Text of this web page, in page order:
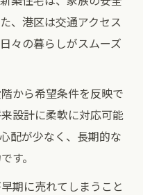
、港区は交通アクセス
々の暮らしがスムーズ
から希望条件を反映で
設計に柔軟に対応可能
配が少なく、長期的な
す。
期に売れてしまうこと